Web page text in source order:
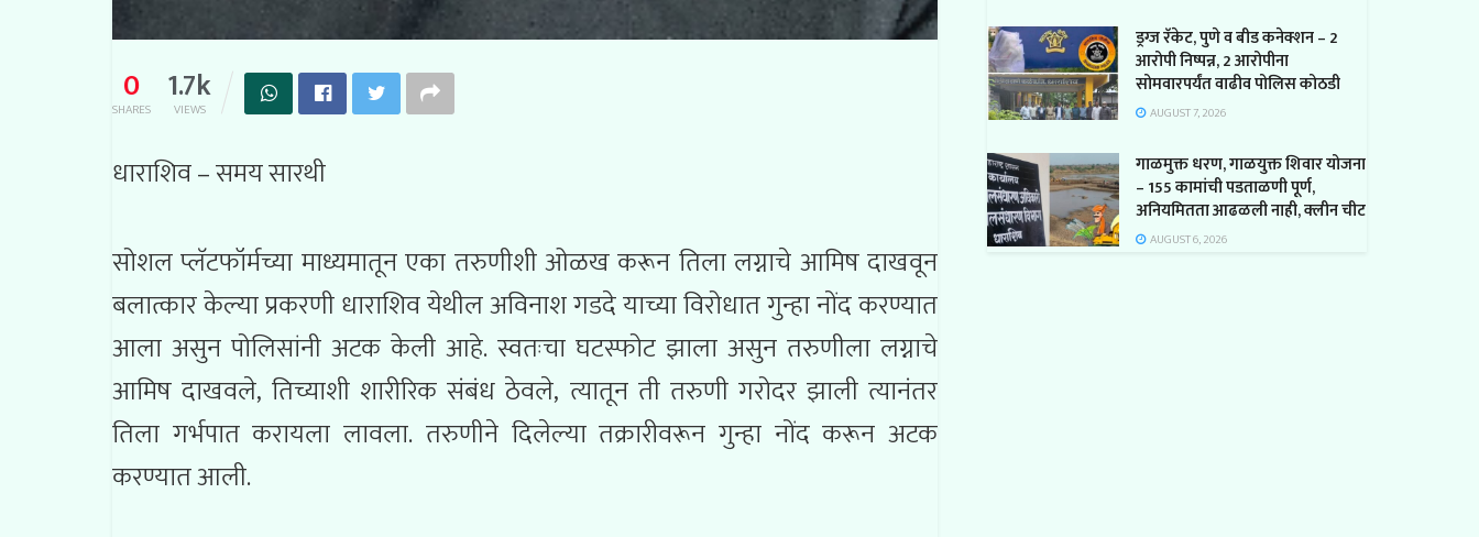
0
SHARES 1.7k
VIEWS
धाराशिव – समय सारथी
सोशल प्लॅटफॉर्मच्या माध्यमातून एका तरुणीशी ओळख करून तिला लग्नाचे आमिष दाखवून
बलात्कार केल्या प्रकरणी धाराशिव येथील अविनाश गडदे याच्या विरोधात गुन्हा नोंद करण्यात
आला असुन पोलिसांनी अटक केली आहे. स्वतःचा घटस्फोट झाला असुन तरुणीला लग्नाचे
आमिष दाखवले, तिच्याशी शारीरिक संबंध ठेवले, त्यातून ती तरुणी गरोदर झाली त्यानंतर
तिला गर्भपात करायला लावला. तरुणीने दिलेल्या तक्रारीवरून गुन्हा नोंद करून अटक
करण्यात आली.
ड्रग्ज रॅकेट, पुणे व बीड कनेक्शन – 2
आरोपी निष्पन्न, 2 आरोपीना
सोमवारपर्यंत वाढीव पोलिस कोठडी
AUGUST 7, 2026
गाळमुक्त धरण, गाळयुक्त शिवार योजना
– 155 कामांची पडताळणी पूर्ण,
अनियमितता आढळली नाही, क्लीन चीट
AUGUST 6, 2026